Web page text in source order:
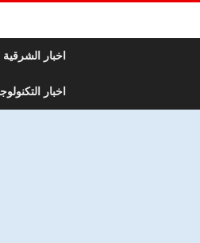
اخبار الشرقية
اخبار